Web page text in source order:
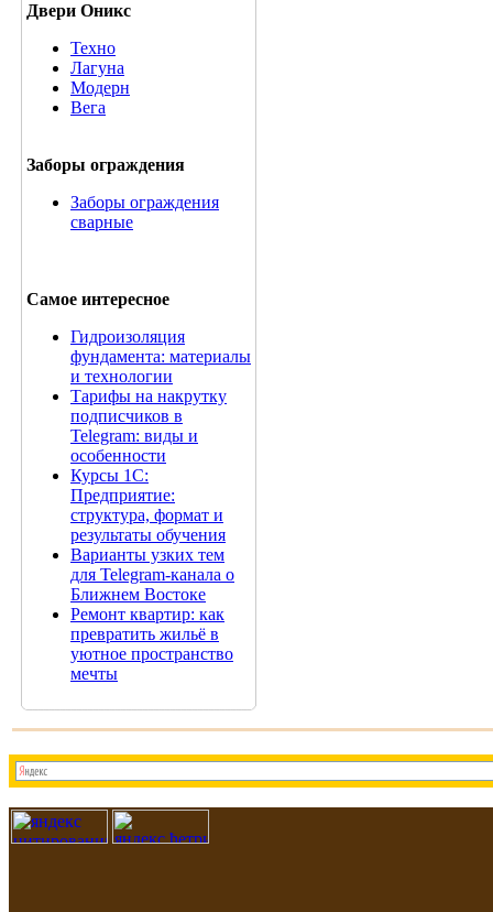
Двери Оникс
Техно
Лагуна
Модерн
Вега
Заборы ограждения
Заборы ограждения
сварные
Самое интересное
Гидроизоляция
фундамента: материалы
и технологии
Тарифы на накрутку
подписчиков в
Telegram: виды и
особенности
Курсы 1С:
Предприятие:
структура, формат и
результаты обучения
Варианты узких тем
для Telegram-канала о
Ближнем Востоке
Ремонт квартир: как
превратить жильё в
уютное пространство
мечты